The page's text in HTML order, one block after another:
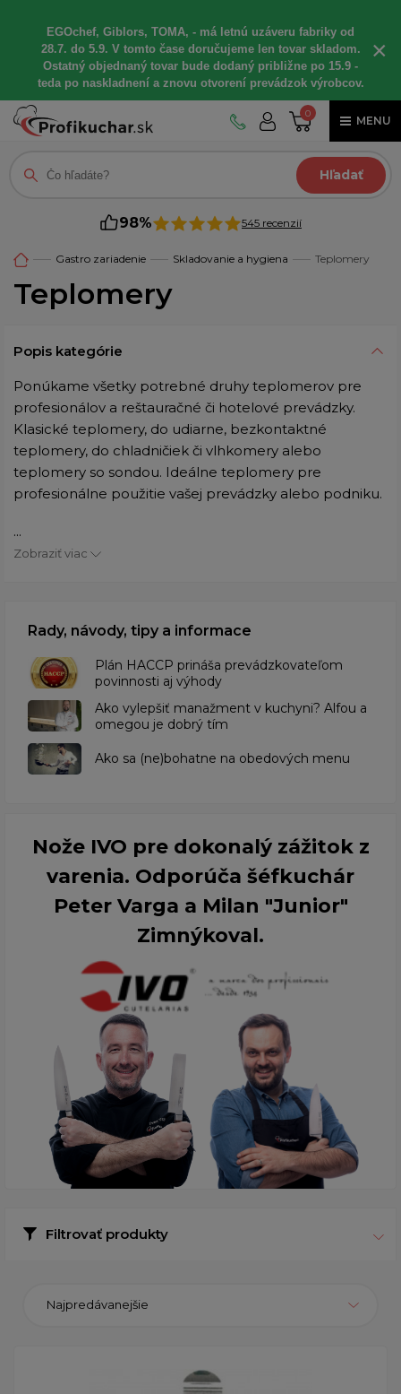
EGOchef, Giblors, TOMA, - má letnú uzáveru fabriky od
28.7. do 5.9. V tomto čase doručujeme len tovar skladom.
Ostatný objednaný tovar bude dodaný približne po 15.9 -
teda po naskladnení a znovu otvorení prevádzok výrobcov.
×
0
MENU
Hľadať
98% 545 recenzií
Gastro zariadenie Skladovanie a hygiena Teplomery
Teplomery
Popis kategórie
Ponúkame všetky potrebné druhy teplomerov pre
profesionálov a reštauračné či hotelové prevádzky.
Klasické teplomery, do udiarne, bezkontaktné
teplomery, do chladničiek či vlhkomery alebo
teplomery so sondou. Ideálne teplomery pre
profesionálne použitie vašej prevádzky alebo podniku.
...
Zobraziť viac
Rady, návody, tipy a informace
​Plán HACCP prináša prevádzkovateľom
povinnosti aj výhody
Ako vylepšiť manažment v kuchyni? Alfou a
omegou je dobrý tím
​Ako sa (ne)bohatne na obedových menu
Nože IVO pre dokonalý zážitok z
varenia. Odporúča šéfkuchár
Peter Varga a Milan "Junior"
Zimnýkoval.
Filtrovať produkty
Najpredávanejšie